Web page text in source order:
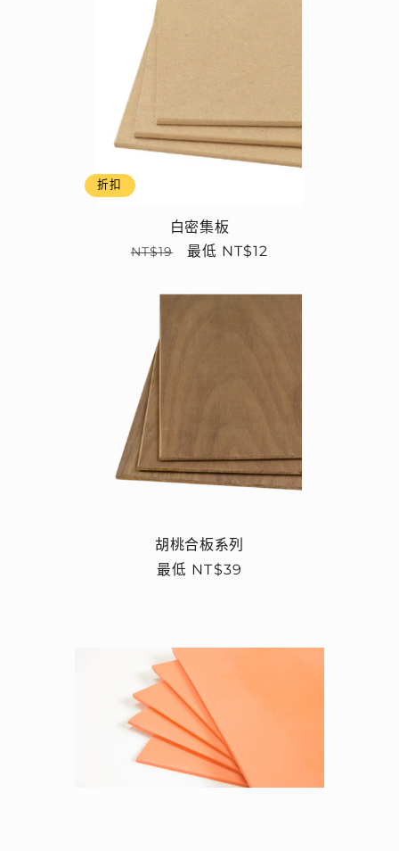
折扣
白密集板
定
NT$19
售
最低 NT$12
胡桃合板系列
定
最低 NT$39